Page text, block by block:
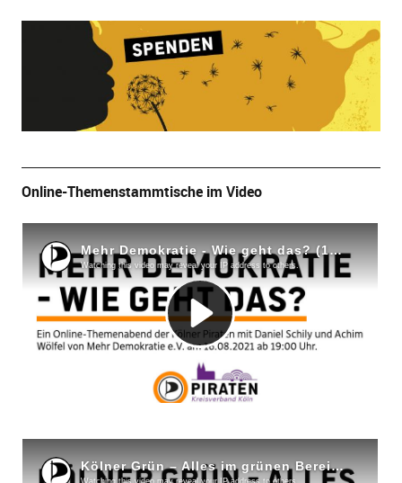
Online-Themenstammtische im Video